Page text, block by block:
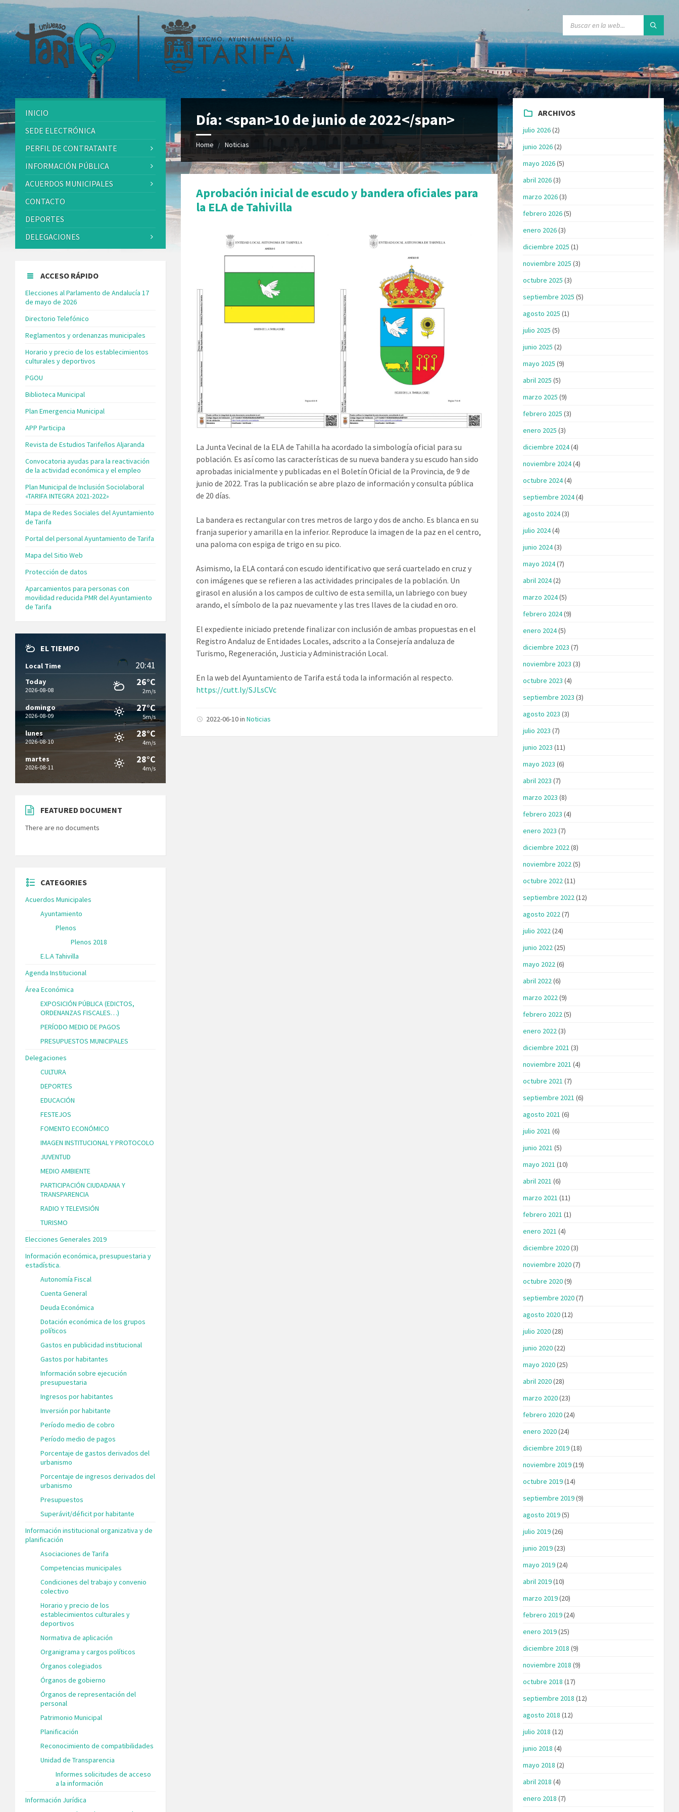
Día: <span>10 de junio de 2022</span>
Home Noticias
Aprobación inicial de escudo y bandera oficiales para
la ELA de Tahivilla
La Junta Vecinal de la ELA de Tahilla ha acordado la simbología oficial para su
población. Es así como las características de su nueva bandera y su escudo han sido
aprobadas inicialmente y publicadas en el Boletín Oficial de la Provincia, de 9 de
junio de 2022. Tras la publicación se abre plazo de información y consulta pública
de 20 días.
La bandera es rectangular con tres metros de largo y dos de ancho. Es blanca en su
franja superior y amarilla en la inferior. Reproduce la imagen de la paz en el centro,
una paloma con espiga de trigo en su pico.
Asimismo, la ELA contará con escudo identificativo que será cuartelado en cruz y
con imágenes que se refieren a las actividades principales de la población. Un
girasol en alusión a los campos de cultivo de esta semilla, un labriego con buey
arando, el símbolo de la paz nuevamente y las tres llaves de la ciudad en oro.
El expediente iniciado pretende finalizar con inclusión de ambas propuestas en el
Registro Andaluz de Entidades Locales, adscrito a la Consejería andaluza de
Turismo, Regeneración, Justicia y Administración Local.
En la web del Ayuntamiento de Tarifa está toda la información al respecto.
https://cutt.ly/SJLsCVc
2022-06-10inNoticias
INICIO
SEDE ELECTRÓNICA
PERFIL DE CONTRATANTE
INFORMACIÓN PÚBLICA
ACUERDOS MUNICIPALES
CONTACTO
DEPORTES
DELEGACIONES
ACCESO RÁPIDO
Elecciones al Parlamento de Andalucía 17
de mayo de 2026
Directorio Telefónico
Reglamentos y ordenanzas municipales
Horario y precio de los establecimientos
culturales y deportivos
PGOU
Biblioteca Municipal
Plan Emergencia Municipal
APP Participa
Revista de Estudios Tarifeños Aljaranda
Convocatoria ayudas para la reactivación
de la actividad económica y el empleo
Plan Municipal de Inclusión Sociolaboral
«TARIFA INTEGRA 2021-2022»
Mapa de Redes Sociales del Ayuntamiento
de Tarifa
Portal del personal Ayuntamiento de Tarifa
Mapa del Sitio Web
Protección de datos
Aparcamientos para personas con
movilidad reducida PMR del Ayuntamiento
de Tarifa
EL TIEMPO
Local Time 20:41
Today
2026-08-08
26°C
2m/s
domingo
2026-08-09
27°C
5m/s
lunes
2026-08-10
28°C
4m/s
martes
2026-08-11
28°C
4m/s
FEATURED DOCUMENT
There are no documents
CATEGORIES
Acuerdos Municipales
Ayuntamiento
Plenos
Plenos 2018
E.L.A Tahivilla
Agenda Institucional
Área Económica
EXPOSICIÓN PÚBLICA (EDICTOS,
ORDENANZAS FISCALES…)
PERÍODO MEDIO DE PAGOS
PRESUPUESTOS MUNICIPALES
Delegaciones
CULTURA
DEPORTES
EDUCACIÓN
FESTEJOS
FOMENTO ECONÓMICO
IMAGEN INSTITUCIONAL Y PROTOCOLO
JUVENTUD
MEDIO AMBIENTE
PARTICIPACIÓN CIUDADANA Y
TRANSPARENCIA
RADIO Y TELEVISIÓN
TURISMO
Elecciones Generales 2019
Información económica, presupuestaria y
estadística.
Autonomía Fiscal
Cuenta General
Deuda Económica
Dotación económica de los grupos
políticos
Gastos en publicidad institucional
Gastos por habitantes
Información sobre ejecución
presupuestaria
Ingresos por habitantes
Inversión por habitante
Período medio de cobro
Período medio de pagos
Porcentaje de gastos derivados del
urbanismo
Porcentaje de ingresos derivados del
urbanismo
Presupuestos
Superávit/déficit por habitante
Información institucional organizativa y de
planificación
Asociaciones de Tarifa
Competencias municipales
Condiciones del trabajo y convenio
colectivo
Horario y precio de los
establecimientos culturales y
deportivos
Normativa de aplicación
Organigrama y cargos políticos
Órganos colegiados
Órganos de gobierno
Órganos de representación del
personal
Patrimonio Municipal
Planificación
Reconocimiento de compatibilidades
Unidad de Transparencia
Informes solicitudes de acceso
a la información
Información Jurídica
ARCHIVOS
julio 2026(2)
junio 2026(2)
mayo 2026(5)
abril 2026(3)
marzo 2026(3)
febrero 2026(5)
enero 2026(3)
diciembre 2025 (1)
noviembre 2025 (3)
octubre 2025 (3)
septiembre 2025 (5)
agosto 2025 (1)
julio 2025 (5)
junio 2025 (2)
mayo 2025 (9)
abril 2025 (5)
marzo 2025 (9)
febrero 2025 (3)
enero 2025 (3)
diciembre 2024(4)
noviembre 2024(4)
octubre 2024(4)
septiembre 2024(4)
agosto 2024(3)
julio 2024(4)
junio 2024(3)
mayo 2024(7)
abril 2024(2)
marzo 2024(5)
febrero 2024(9)
enero 2024(5)
diciembre 2023 (7)
noviembre 2023 (3)
octubre 2023 (4)
septiembre 2023 (3)
agosto 2023 (3)
julio 2023 (7)
junio 2023 (11)
mayo 2023 (6)
abril 2023 (7)
marzo 2023 (8)
febrero 2023 (4)
enero 2023 (7)
diciembre 2022 (8)
noviembre 2022 (5)
octubre 2022 (11)
septiembre 2022 (12)
agosto 2022 (7)
julio 2022 (24)
junio 2022 (25)
mayo 2022 (6)
abril 2022 (6)
marzo 2022 (9)
febrero 2022 (5)
enero 2022 (3)
diciembre 2021 (3)
noviembre 2021 (4)
octubre 2021 (7)
septiembre 2021 (6)
agosto 2021 (6)
julio 2021 (6)
junio 2021 (5)
mayo 2021 (10)
abril 2021 (6)
marzo 2021 (11)
febrero 2021 (1)
enero 2021 (4)
diciembre 2020(3)
noviembre 2020(7)
octubre 2020(9)
septiembre 2020(7)
agosto 2020(12)
julio 2020(28)
junio 2020(22)
mayo 2020(25)
abril 2020(28)
marzo 2020(23)
febrero 2020(24)
enero 2020(24)
diciembre 2019(18)
noviembre 2019(19)
octubre 2019(14)
septiembre 2019(9)
agosto 2019(5)
julio 2019(26)
junio 2019(23)
mayo 2019(24)
abril 2019(10)
marzo 2019(20)
febrero 2019(24)
enero 2019(25)
diciembre 2018 (9)
noviembre 2018 (9)
octubre 2018 (17)
septiembre 2018 (12)
agosto 2018 (12)
julio 2018 (12)
junio 2018 (4)
mayo 2018 (2)
abril 2018 (4)
enero 2018 (7)